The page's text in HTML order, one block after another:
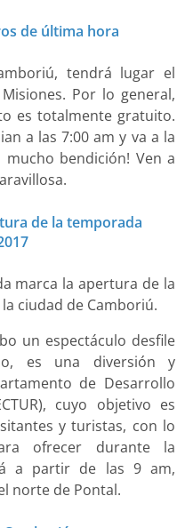
de última hora
tendrá lugar el
Por lo general,
es totalmente gratuito.
a las 7:00 am y va a la
bendición! Ven a
de la temporada
marca la apertura de la
ciudad de Camboriú.
un espectáculo desfile
es una diversión y
de Desarrollo
cuyo objetivo es
y turistas, con lo
ofrecer durante la
a partir de las 9 am,
norte de Pontal.